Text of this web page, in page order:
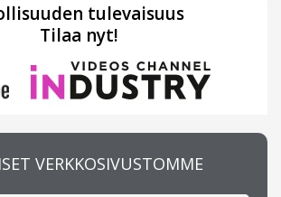
tulevaisuus
Tilaa nyt!
VERKKOSIVUSTOMME